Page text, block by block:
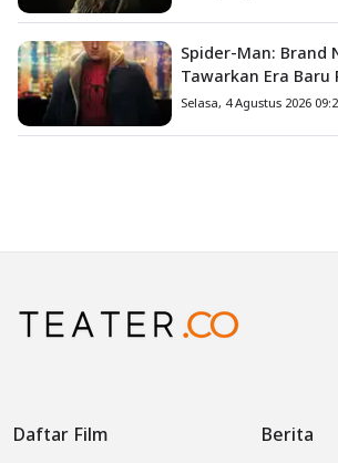
Spider-Man: Brand
Tawarkan Era Baru
8 Fakta Menarik
Selasa, 4 Agustus 2026
Daftar Film Berita